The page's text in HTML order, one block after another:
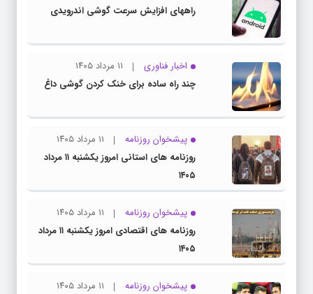
راههای افزایش سرعت گوشی اندرویدی
اخبار فناوری
۱۱ مرداد ۱۴۰۵
چند راه‌ ساده برای خنک کردن گوشی داغ
پیشخوان روزنامه
۱۱ مرداد ۱۴۰۵
روزنامه های استانی امروز یکشنبه ۱۱ مرداد
۱۴۰۵
پیشخوان روزنامه
۱۱ مرداد ۱۴۰۵
روزنامه های اقتصادی امروز یکشنبه ۱۱ مرداد
۱۴۰۵
پیشخوان روزنامه
۱۱ مرداد ۱۴۰۵